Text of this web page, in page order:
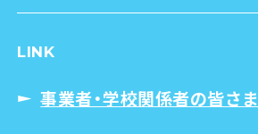
LINK
事業者・学校関係者の皆さま